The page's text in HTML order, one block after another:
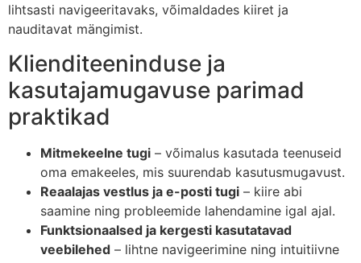
lihtsasti navigeeritavaks, võimaldades kiiret ja
nauditavat mängimist.
Klienditeeninduse ja
kasutajamugavuse parimad
praktikad
Mitmekeelne tugi – võimalus kasutada teenuseid
oma emakeeles, mis suurendab kasutusmugavust.
Reaalajas vestlus ja e-posti tugi – kiire abi
saamine ning probleemide lahendamine igal ajal.
Funktsionaalsed ja kergesti kasutatavad
veebilehed – lihtne navigeerimine ning intuitiivne